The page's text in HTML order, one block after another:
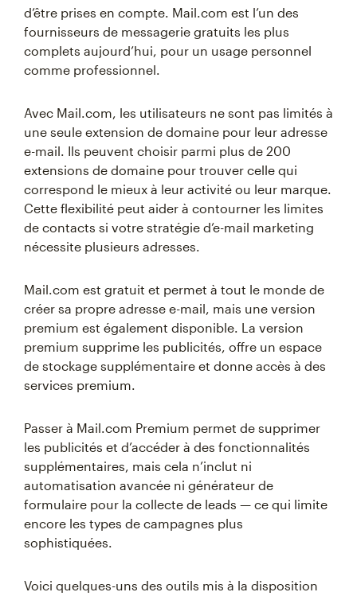
d’être prises en compte. Mail.com est l’un des
fournisseurs de messagerie gratuits les plus
complets aujourd’hui, pour un usage personnel
comme professionnel.
Avec Mail.com, les utilisateurs ne sont pas limités à
une seule extension de domaine pour leur adresse
e-mail. Ils peuvent choisir parmi plus de 200
extensions de domaine pour trouver celle qui
correspond le mieux à leur activité ou leur marque.
Cette flexibilité peut aider à contourner les limites
de contacts si votre stratégie d’e-mail marketing
nécessite plusieurs adresses.
Mail.com est gratuit et permet à tout le monde de
créer sa propre adresse e-mail, mais une version
premium est également disponible. La version
premium supprime les publicités, offre un espace
de stockage supplémentaire et donne accès à des
services premium.
Passer à Mail.com Premium permet de supprimer
les publicités et d’accéder à des fonctionnalités
supplémentaires, mais cela n’inclut ni
automatisation avancée ni générateur de
formulaire pour la collecte de leads — ce qui limite
encore les types de campagnes plus
sophistiquées.
Voici quelques-uns des outils mis à la disposition